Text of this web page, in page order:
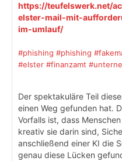
https://teufelswerk.net/
elster-mail-mit-
im-umlauf/
#phishing #phishing
#elster #finanzamt
Der spektakuläre Teil
einen Weg gefunden hat.
Vorfalls ist, dass
kreativ sie darin sind,
anschließend einer KI die
genau diese Lücken